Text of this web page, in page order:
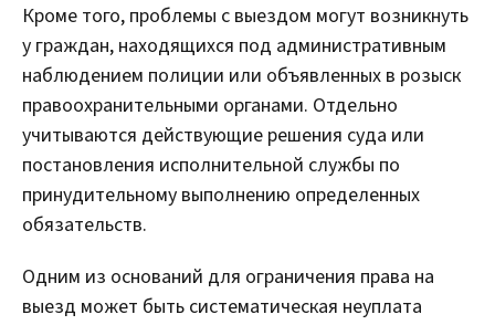
Кроме того, проблемы с выездом могут возникнуть
у граждан, находящихся под административным
наблюдением полиции или объявленных в розыск
правоохранительными органами. Отдельно
учитываются действующие решения суда или
постановления исполнительной службы по
принудительному выполнению определенных
обязательств.
Одним из оснований для ограничения права на
выезд может быть систематическая неуплата